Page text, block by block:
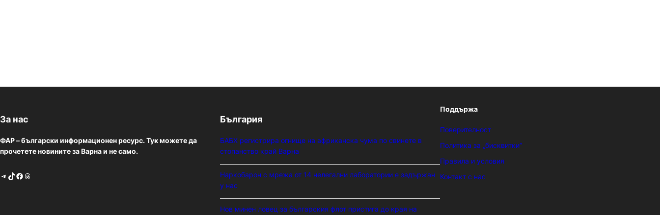
За нас
ФАР – български информационен ресурс. Тук можете да
прочетете новините за Варна и не само.
Telegram TikTok Facebook Threads
България
БАБХ регистрира огнище на африканска чума по свинете в
стопанство край Варна
Наркобарон с мрежа от 14 нелегални лаборатории е задържан
у нас
Нов минен ловец за българския флот пристига до края на
Поддържа
Поверителност
Политика за „бисквитки“
Правила и условия
Контакт с нас